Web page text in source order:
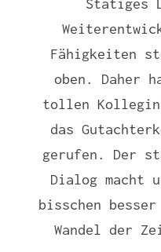
Stätiges
Fähigkeiten
oben. Daher
tollen Kollegin
das
gerufen. Der
Dialog macht
bisschen
Wandel der